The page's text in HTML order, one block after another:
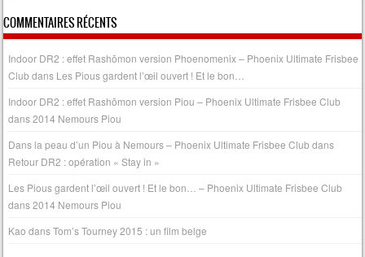
COMMENTAIRES RÉCENTS
Indoor DR2 : effet Rashōmon version Phoenomenix – Phoenix Ultimate Frisbee
Clubdans Les Pious gardent l’œil ouvert ! Et le bon…
Indoor DR2 : effet Rashōmon version Piou – Phoenix Ultimate Frisbee Club
dans2014 Nemours Piou
Dans la peau d’un Piou à Nemours – Phoenix Ultimate Frisbee Clubdans
Retour DR2 : opération « Stay in »
Les Pious gardent l’œil ouvert ! Et le bon… – Phoenix Ultimate Frisbee Club
dans2014 Nemours Piou
Kao dansTom’s Tourney 2015 : un film belge